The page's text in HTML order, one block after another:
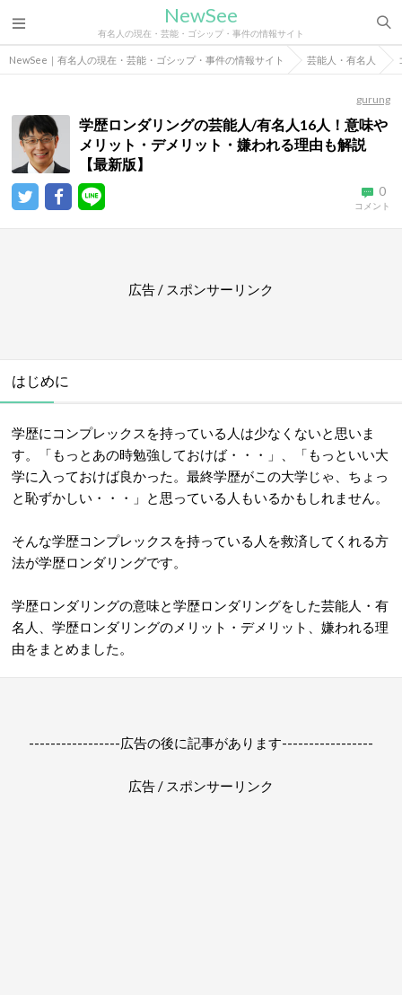
NewSee
有名人の現在・芸能・ゴシップ・事件の情報サイト
NewSee｜有名人の現在・芸能・ゴシップ・事件の情報サイト 芸能人・有名人
gurung
学歴ロンダリングの芸能人/有名人16人！意味や
メリット・デメリット・嫌われる理由も解説
【最新版】
0
コメント
広告 / スポンサーリンク
はじめに
学歴にコンプレックスを持っている人は少なくないと思いま
す。「もっとあの時勉強しておけば・・・」、「もっといい大
学に入っておけば良かった。最終学歴がこの大学じゃ、ちょっ
と恥ずかしい・・・」と思っている人もいるかもしれません。
そんな学歴コンプレックスを持っている人を救済してくれる方
法が学歴ロンダリングです。
学歴ロンダリングの意味と学歴ロンダリングをした芸能人・有
名人、学歴ロンダリングのメリット・デメリット、嫌われる理
由をまとめました。
-----------------広告の後に記事があります-----------------
広告 / スポンサーリンク